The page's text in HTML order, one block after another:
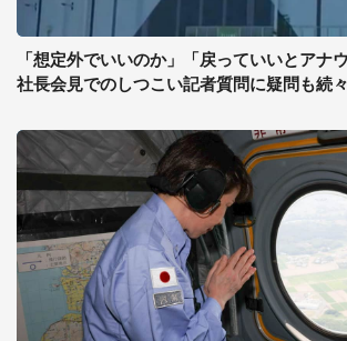
「想定外でいいのか」「戻っていいとアナ
社長会見でのしつこい記者質問に疑問も続々